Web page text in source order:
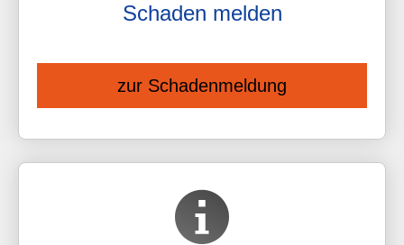
Schaden melden
zur Schadenmeldung